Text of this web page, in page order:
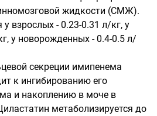
жидкости (СМЖ).
взрослых - 0.23-0.31 л/кг, у
у новорожденных - 0.4-0.5 л/
секреции имипенема
к ингибированию его
и накоплению в моче в
метаболизируется до